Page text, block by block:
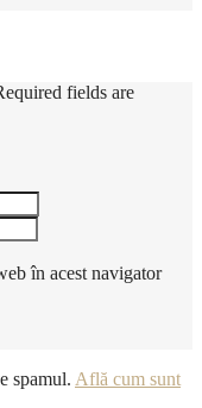
fields are
în acest navigator
spamul. Află cum sunt